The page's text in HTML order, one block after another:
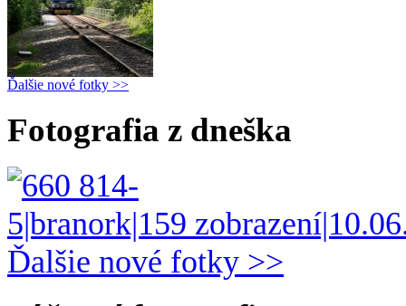
Ďalšie nové fotky >>
Fotografia z dneška
Ďalšie nové fotky >>